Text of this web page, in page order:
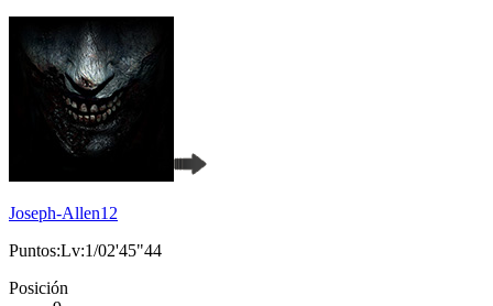
Joseph-Allen12
Puntos:Lv:1/02'45"44
Posición